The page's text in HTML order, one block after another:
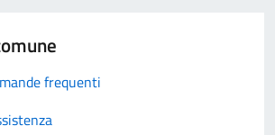
frequenti